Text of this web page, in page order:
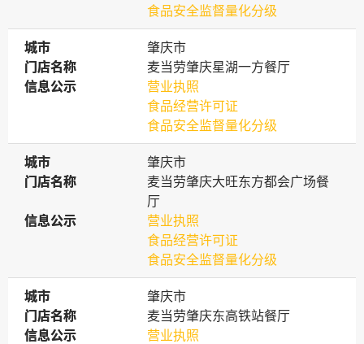
食品安全监督量化分级
城市
城市
肇庆市
门店名称
门店名称
麦当劳肇庆星湖一方餐厅
信息公示
信息公示
营业执照
食品经营许可证
食品安全监督量化分级
城市
城市
肇庆市
门店名称
门店名称
麦当劳肇庆大旺东方都会广场餐
厅
信息公示
信息公示
营业执照
食品经营许可证
食品安全监督量化分级
城市
城市
肇庆市
门店名称
门店名称
麦当劳肇庆东高铁站餐厅
信息公示
信息公示
营业执照